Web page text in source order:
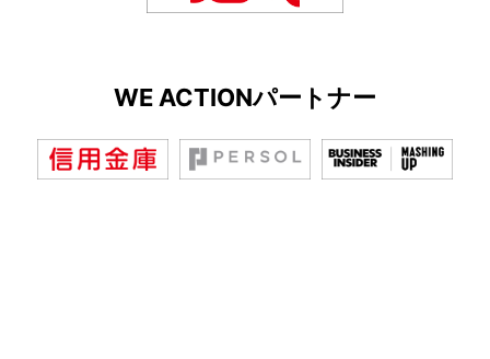
WE ACTIONパートナー